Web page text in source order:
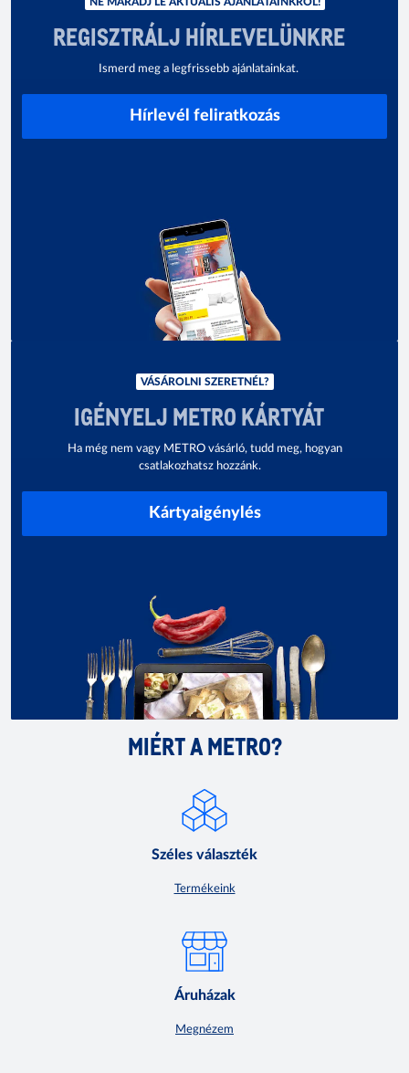
REGISZTRÁLJ HÍRLEVELÜNKRE
Ismerd meg a legfrissebb ajánlatainkat.
Hírlevél feliratkozás
VÁSÁROLNI SZERETNÉL?
IGÉNYELJ METRO KÁRTYÁT
Ha még nem vagy METRO vásárló, tudd meg, hogyan
csatlakozhatsz hozzánk.
Kártyaigénylés
MIÉRT A METRO?
Széles választék
Termékeink
Áruházak
Megnézem